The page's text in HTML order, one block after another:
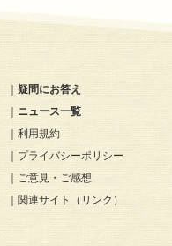
疑問にお答え
ニュース一覧
利用規約
プライバシーポリシー
ご意見・ご感想
関連サイト（リンク）